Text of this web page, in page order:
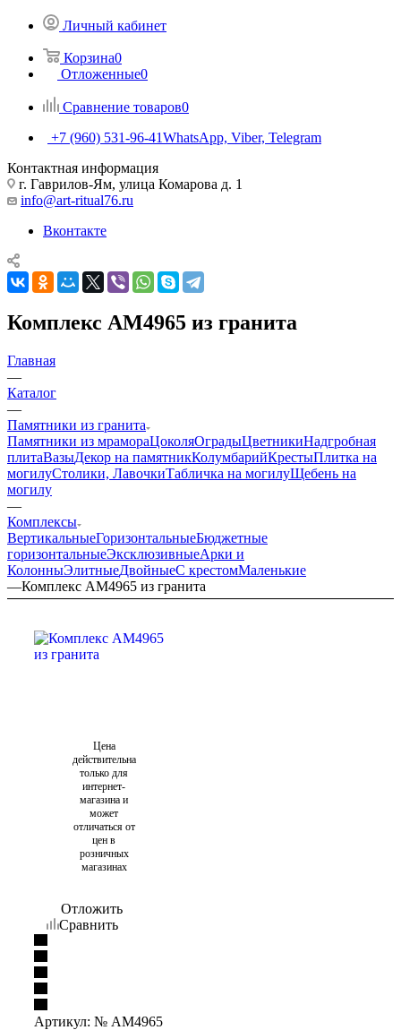
Личный кабинет
Корзина0
Отложенные0
Сравнение товаров0
+7 (960) 531-96-41WhatsApp, Viber, Telegram
Контактная информация
г. Гаврилов-Ям, улица Комарова д. 1
info@art-ritual76.ru
Вконтакте
Комплекс AM4965 из гранита
Главная
—
Каталог
—
Памятники из гранита
Памятники из мрамораЦоколяОградыЦветникиНадгробная
плитаВазыДекор на памятникКолумбарийКрестыПлитка на
могилуСтолики, ЛавочкиТабличка на могилуЩебень на
могилу
—
Комплексы
ВертикальныеГоризонтальныеБюджетные
горизонтальныеЭксклюзивныеАрки и
КолонныЭлитныеДвойныеС крестомМаленькие
—Комплекс AM4965 из гранита
Цена
действительна
только для
интернет-
магазина и
может
отличаться от
цен в
розничных
магазинах
Отложить
Сравнить
Артикул: № AM4965